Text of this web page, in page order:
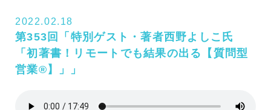
2022.02.18
第353回「特別ゲスト・著者西野よしこ氏
「初著書！リモートでも結果の出る【質問型
営業®】」」